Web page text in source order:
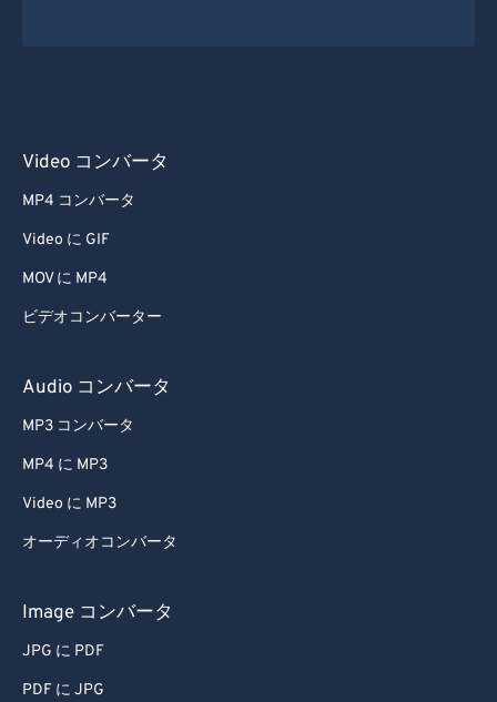
Video コンバータ
MP4 コンバータ
Video に GIF
MOV に MP4
ビデオコンバーター
Audio コンバータ
MP3 コンバータ
MP4 に MP3
Video に MP3
オーディオコンバータ
Image コンバータ
JPG に PDF
PDF に JPG